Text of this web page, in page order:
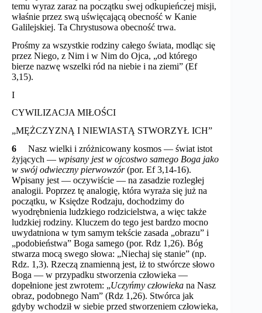
temu wyraz zaraz na początku swej odkupieńczej misji,
właśnie przez swą uświęcającą obecność w Kanie
Galilejskiej. Ta Chrystusowa obecność trwa.
Prośmy za wszystkie rodziny całego świata, modląc się
przez Niego, z Nim i w Nim do Ojca, „od którego
bierze nazwę wszelki ród na niebie i na ziemi” (Ef
3,15).
I
CYWILIZACJA MIŁOŚCI
„MĘŻCZYZNĄ I NIEWIASTĄ STWORZYŁ ICH”
6 Nasz wielki i zróżnicowany kosmos — świat istot
żyjących — wpisany jest w ojcostwo samego Boga jako
w swój odwieczny pierwowzór(por. Ef 3,14-16).
Wpisany jest — oczywiście — na zasadzie rozległej
analogii. Poprzez tę analogię, która wyraża się już na
początku, w Księdze Rodzaju, dochodzimy do
wyodrębnienia ludzkiego rodzicielstwa, a więc także
ludzkiej rodziny. Kluczem do tego jest bardzo mocno
uwydatniona w tym samym tekście zasada „obrazu” i
„podobieństwa” Boga samego (por. Rdz 1,26). Bóg
stwarza mocą swego słowa: „Niechaj się stanie” (np.
Rdz. 1,3). Rzeczą znamienną jest, iż to stwórcze słowo
Boga — w przypadku stworzenia człowieka —
dopełnione jest zwrotem: „Uczyńmy człowieka na Nasz
obraz, podobnego Nam” (Rdz 1,26). Stwórca jak
gdyby wchodził w siebie przed stworzeniem człowieka,